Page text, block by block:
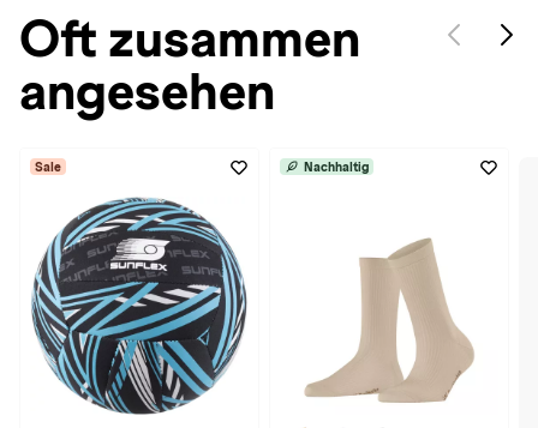
Oft zusammen
angesehen
Sale Nachhaltig